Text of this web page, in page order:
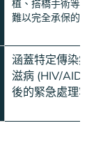
植、搭橋手術等。
難以完全承保的重
涵蓋特定傳染病
滋病 (HIV/
後的緊急處理等